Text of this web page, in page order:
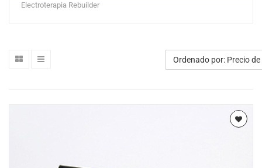
Electroterapia Rebuilder
Ordenado por: Precio